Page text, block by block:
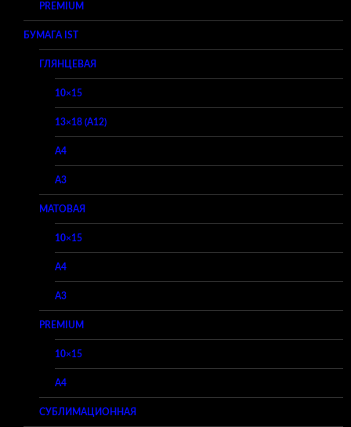
PREMIUM
БУМАГА IST
ГЛЯНЦЕВАЯ
10×15
13×18 (A12)
A4
A3
МАТОВАЯ
10×15
A4
A3
PREMIUM
10×15
A4
СУБЛИМАЦИОННАЯ